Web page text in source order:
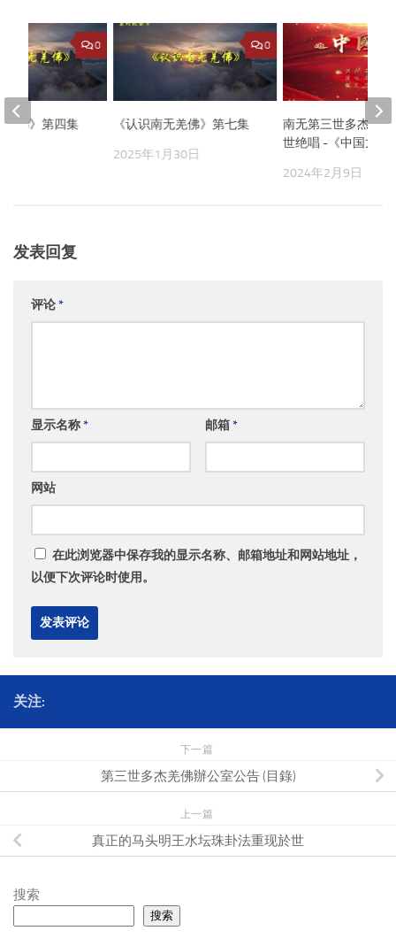
0
《认识南无羌佛》第七集
2025年1月30日
南无第三世多杰羌
世绝唱 -《中国龙》
2024年2月9日
0
羌佛》第四集
发表回复
评论*
显示名称* 邮箱*
网站
在此浏览器中保存我的显示名称、邮箱地址和网站地址，
以便下次评论时使用。
关注:
下一篇
第三世多杰羌佛辦公室公告 (目錄)
上一篇
真正的马头明王水坛珠卦法重现於世
搜索
搜索